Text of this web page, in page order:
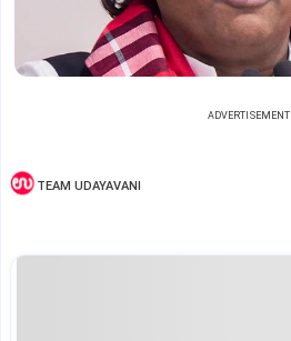
ADVERTISEMENT
TEAM UDAYAVANI